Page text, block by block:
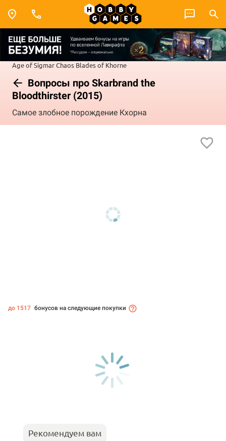
Age of SigmarChaos Blades of Khorne
Вопросы про Skarbrand the
Bloodthirster (2015)
Самое злобное порождение Кхорна
до 1517 бонусов на следующие покупки
Рекомендуем вам